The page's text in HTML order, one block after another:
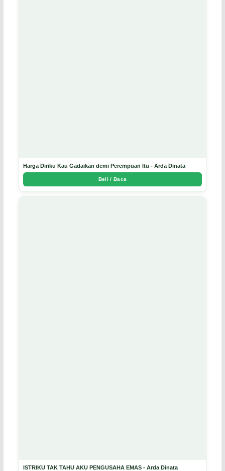
Harga Diriku Kau Gadaikan demi Perempuan Itu - Arda Dinata
Beli / Baca
ISTRIKU TAK TAHU AKU PENGUSAHA EMAS - Arda Dinata